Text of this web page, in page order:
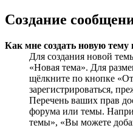
Создание
Как мне создать новую тему
Для создания новой
«Новая тема». Для
щёлкните по кнопке
зарегистрироваться,
Перечень ваших прав
форума или темы.
темы», «Вы можете